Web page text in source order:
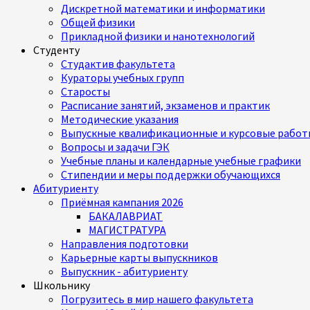
Дискретной математики и информатики
Общей физики
Прикладной физики и нанотехнологий
Студенту
Студактив факультета
Кураторы учебных групп
Старосты
Расписание занятий, экзаменов и практик
Методические указания
Выпускные квалификационные и курсовые
Вопросы и задачи ГЭК
Учебные планы и календарные учебные графики
Стипендии и меры поддержки обучающихся
Абитуриенту
Приёмная кампания 2026
БАКАЛАВРИАТ
МАГИСТРАТУРА
Направления подготовки
Карьерные карты выпускников
Выпускник - абитуриенту
Школьнику
Погрузитесь в мир нашего факультета